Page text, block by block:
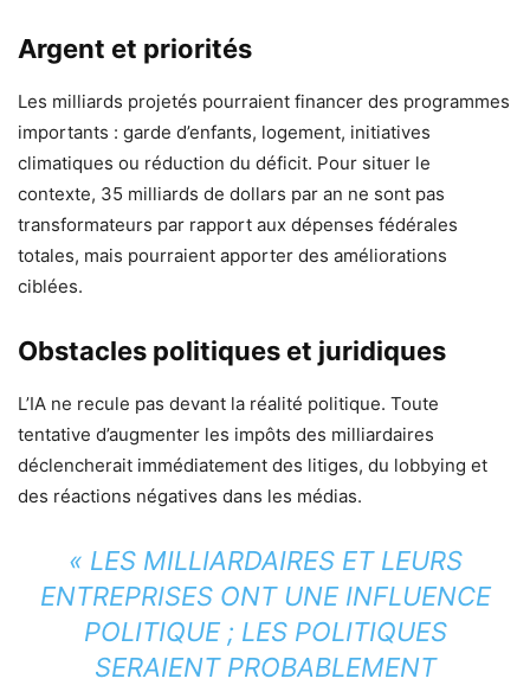
Argent et priorités
Les milliards projetés pourraient financer des programmes
importants : garde d’enfants, logement, initiatives
climatiques ou réduction du déficit. Pour situer le
contexte, 35 milliards de dollars par an ne sont pas
transformateurs par rapport aux dépenses fédérales
totales, mais pourraient apporter des améliorations
ciblées.
Obstacles politiques et juridiques
L’IA ne recule pas devant la réalité politique. Toute
tentative d’augmenter les impôts des milliardaires
déclencherait immédiatement des litiges, du lobbying et
des réactions négatives dans les médias.
« LES MILLIARDAIRES ET LEURS
ENTREPRISES ONT UNE INFLUENCE
POLITIQUE ; LES POLITIQUES
SERAIENT PROBABLEMENT